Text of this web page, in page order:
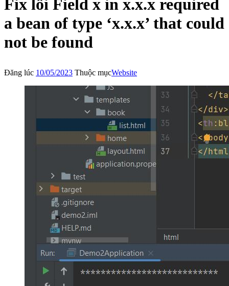
Fix lỗi Field x in x.x.x required
a bean of type ‘x.x.x’ that could
not be found
Đăng lúc 10/05/2023 Thuộc mụcWebsite